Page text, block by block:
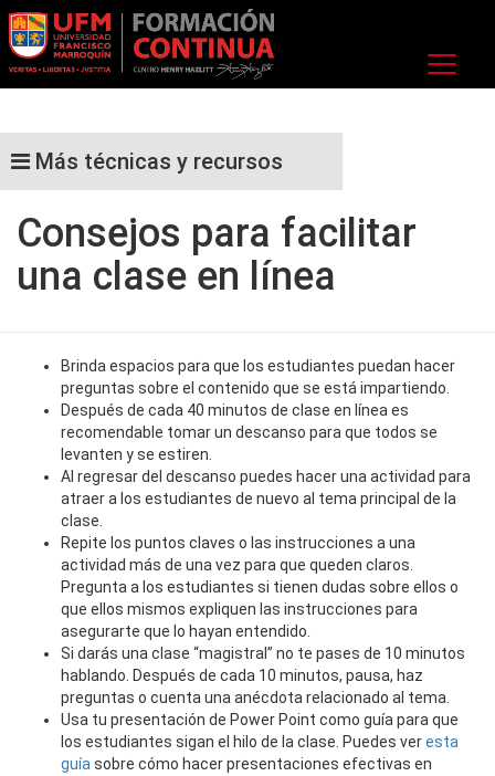
Más técnicas y recursos
Consejos para facilitar
una clase en línea
Brinda espacios para que los estudiantes puedan hacer
preguntas sobre el contenido que se está impartiendo.
Después de cada 40 minutos de clase en línea es
recomendable tomar un descanso para que todos se
levanten y se estiren.
Al regresar del descanso puedes hacer una actividad para
atraer a los estudiantes de nuevo al tema principal de la
clase.
Repite los puntos claves o las instrucciones a una
actividad más de una vez para que queden claros.
Pregunta a los estudiantes si tienen dudas sobre ellos o
que ellos mismos expliquen las instrucciones para
asegurarte que lo hayan entendido.
Si darás una clase “magistral” no te pases de 10 minutos
hablando. Después de cada 10 minutos, pausa, haz
preguntas o cuenta una anécdota relacionado al tema.
Usa tu presentación de Power Point como guía para que
los estudiantes sigan el hilo de la clase. Puedes veresta
guía sobre cómo hacer presentaciones efectivas en